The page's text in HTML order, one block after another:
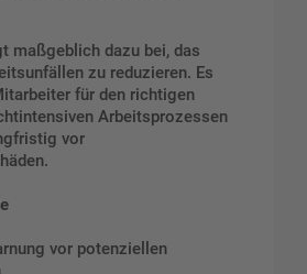
maßgeblich dazu bei, das
zu reduzieren. Es
für den richtigen
Arbeitsprozessen
vor
vor potenziellen